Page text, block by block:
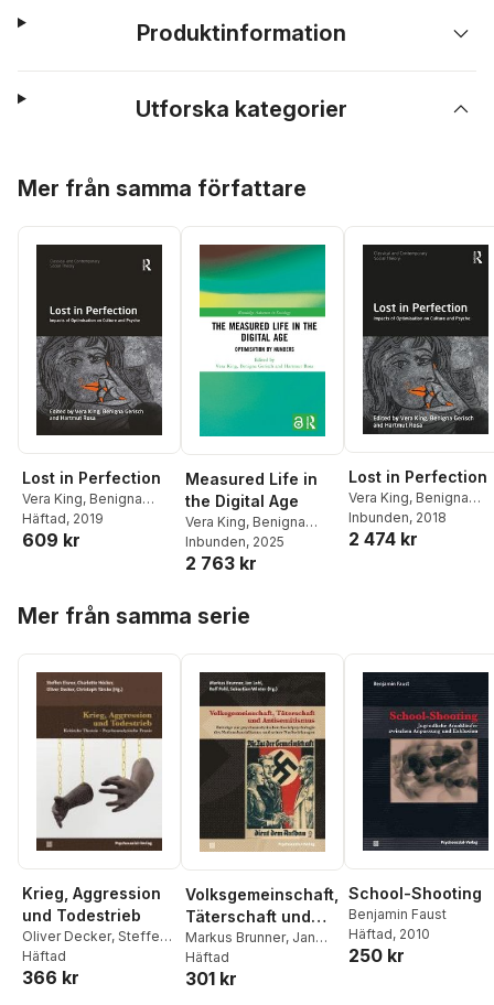
Produktinformation
Utforska kategorier
Mer från samma författare
Lost in Perfection
Vera King, Benigna
Gerisch ,Hartmut Rosa
Häftad, 2019
609 kr
Measured Life in
the Digital Age
Vera King, Benigna
Gerisch,Hartmut Rosa
Inbunden, 2025
2 763 kr
Lost in Perfection
Vera King, Benigna
Gerisch,Hartmut Rosa
Inbunden, 2018
2 474 kr
Mer från samma serie
Krieg, Aggression
und Todestrieb
Oliver Decker, Steffen
Elsner,
Höcker,Christoph
Häftad
366 kr
Volksgemeinschaft,
Täterschaft und
Antisemitismus
Markus Brunner, Jan
Lohl,Rolf Pohl
Sebastian Winter
Häftad
301 kr
School-Shooting
Benjamin Faust
Häftad, 2010
250 kr